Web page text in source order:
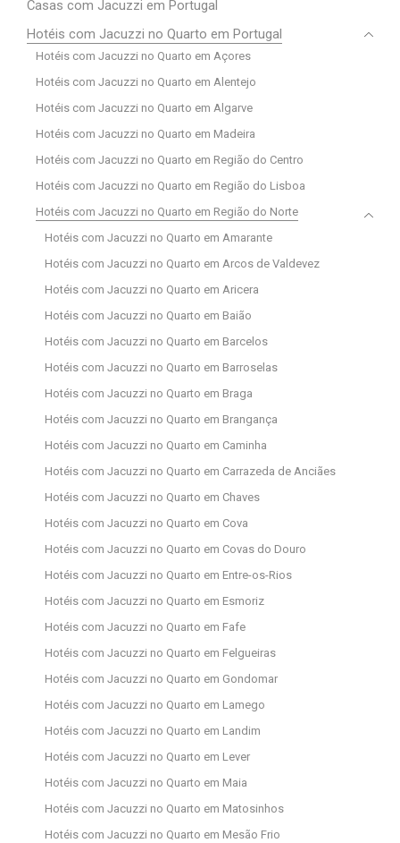
Casas com Jacuzzi em Portugal
Hotéis com Jacuzzi no Quarto em Portugal
Hotéis com Jacuzzi no Quarto em Açores
Hotéis com Jacuzzi no Quarto em Alentejo
Hotéis com Jacuzzi no Quarto em Algarve
Hotéis com Jacuzzi no Quarto em Madeira
Hotéis com Jacuzzi no Quarto em Região do Centro
Hotéis com Jacuzzi no Quarto em Região do Lisboa
Hotéis com Jacuzzi no Quarto em Região do Norte
Hotéis com Jacuzzi no Quarto em Amarante
Hotéis com Jacuzzi no Quarto em Arcos de Valdevez
Hotéis com Jacuzzi no Quarto em Aricera
Hotéis com Jacuzzi no Quarto em Baião
Hotéis com Jacuzzi no Quarto em Barcelos
Hotéis com Jacuzzi no Quarto em Barroselas
Hotéis com Jacuzzi no Quarto em Braga
Hotéis com Jacuzzi no Quarto em Brangança
Hotéis com Jacuzzi no Quarto em Caminha
Hotéis com Jacuzzi no Quarto em Carrazeda de Anciães
Hotéis com Jacuzzi no Quarto em Chaves
Hotéis com Jacuzzi no Quarto em Cova
Hotéis com Jacuzzi no Quarto em Covas do Douro
Hotéis com Jacuzzi no Quarto em Entre-os-Rios
Hotéis com Jacuzzi no Quarto em Esmoriz
Hotéis com Jacuzzi no Quarto em Fafe
Hotéis com Jacuzzi no Quarto em Felgueiras
Hotéis com Jacuzzi no Quarto em Gondomar
Hotéis com Jacuzzi no Quarto em Lamego
Hotéis com Jacuzzi no Quarto em Landim
Hotéis com Jacuzzi no Quarto em Lever
Hotéis com Jacuzzi no Quarto em Maia
Hotéis com Jacuzzi no Quarto em Matosinhos
Hotéis com Jacuzzi no Quarto em Mesão Frio